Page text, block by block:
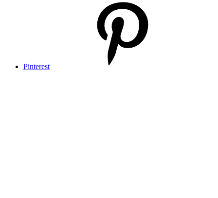
Pinterest